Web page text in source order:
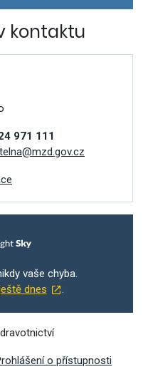
kontaktu
971 111
vaše chyba.
dnes
o přístupnosti